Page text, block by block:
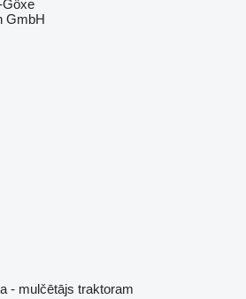
Göxe
GmbH
- mulčētājs traktoram